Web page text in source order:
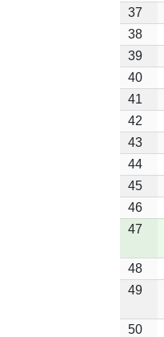
37
38
39
40
41
42
43
44
45
46
47
48
49
50